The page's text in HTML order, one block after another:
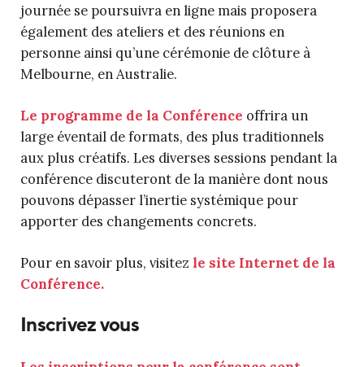
journée se poursuivra en ligne mais proposera
également des ateliers et des réunions en
personne ainsi qu’une cérémonie de clôture à
Melbourne, en Australie.
Le programme de la Conférence offrira un
large éventail de formats, des plus traditionnels
aux plus créatifs. Les diverses sessions pendant la
conférence discuteront de la manière dont nous
pouvons dépasser l’inertie systémique pour
apporter des changements concrets.
Pour en savoir plus, visitez le site Internet de la
Conférence.
Inscrivez vous